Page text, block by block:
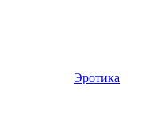
Эротика